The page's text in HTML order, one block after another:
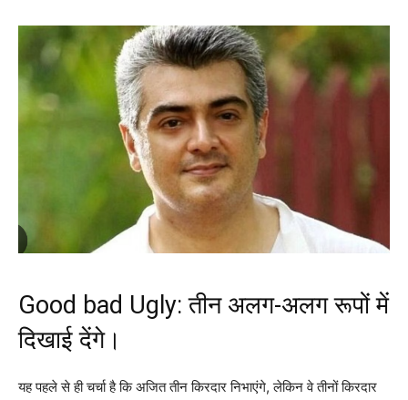
Good bad Ugly: तीन अलग-अलग रूपों में
दिखाई देंगे।
यह पहले से ही चर्चा है कि अजित तीन किरदार निभाएंगे, लेकिन वे तीनों किरदार